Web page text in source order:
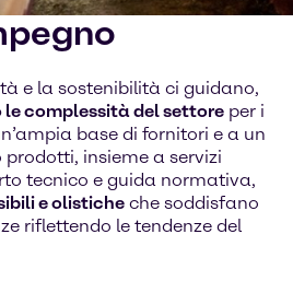
e la sostenibilità ci guidano,
complessità del settore per i
base di fornitori e a un
insieme a servizi
tecnico e guida normativa,
e olistiche che soddisfano
riflettendo le tendenze del